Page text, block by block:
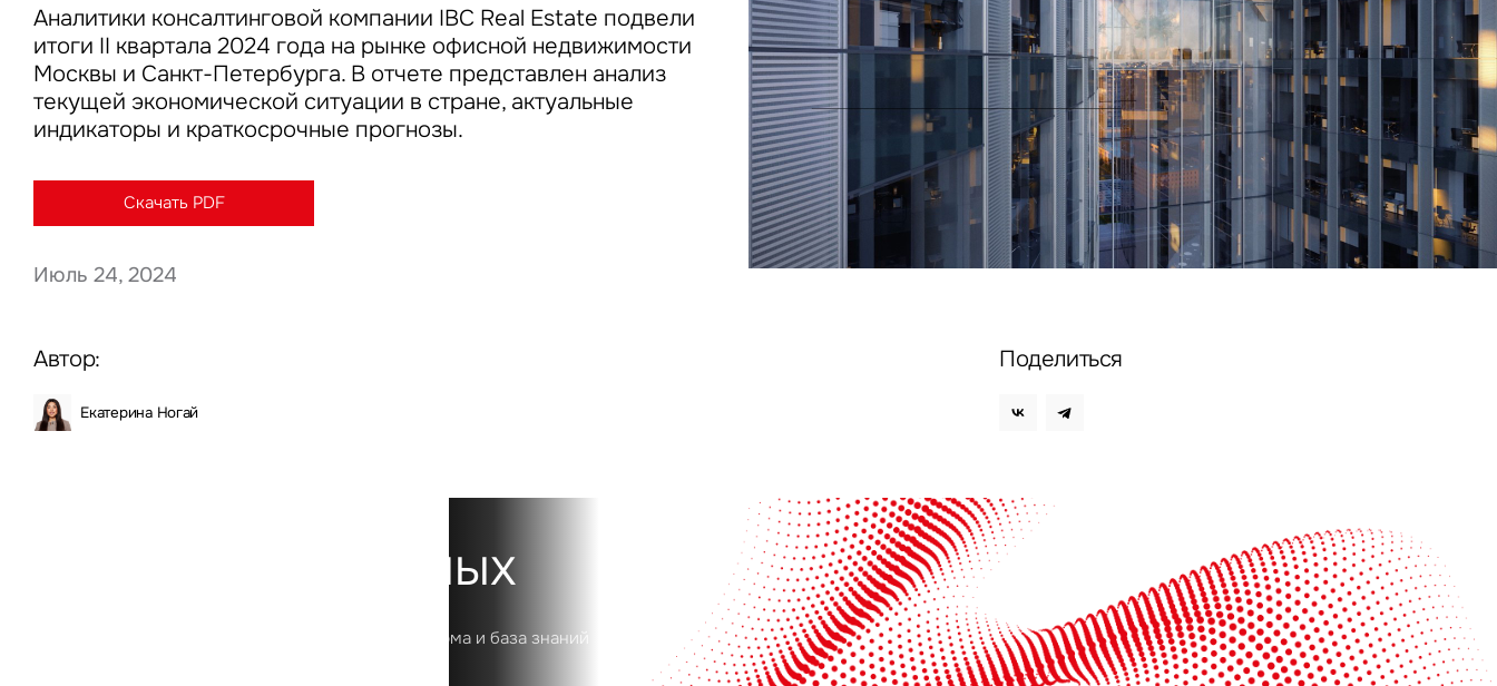
Управление проектами строительства
Скачать PDF
Аналитики консалтинговой компании IBC Real Estate подвели
итоги II квартала 2024 года на рынке офисной недвижимости
Москвы и Санкт-Петербурга. В отчете представлен анализ
текущей экономической ситуации в стране, актуальные
индикаторы и краткосрочные прогнозы.
Июль 24, 2024
Автор:
Екатерина Ногай
Поделиться
Платформа данных
Первая в России цифровая аналитическая платформа и база знаний
По времени
Отправить